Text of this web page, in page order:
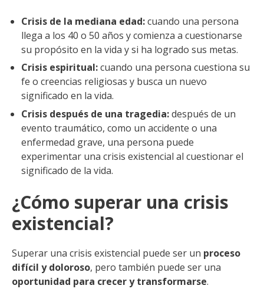
Crisis de la mediana edad:cuando una persona
llega a los 40 o 50 años y comienza a cuestionarse
su propósito en la vida y si ha logrado sus metas.
Crisis espiritual:cuando una persona cuestiona su
fe o creencias religiosas y busca un nuevo
significado en la vida.
Crisis después de una tragedia:después de un
evento traumático, como un accidente o una
enfermedad grave, una persona puede
experimentar una crisis existencial al cuestionar el
significado de la vida.
¿Cómo superar una crisis
existencial?
Superar una crisis existencial puede ser un proceso
difícil y doloroso, pero también puede ser una
oportunidad para crecer y transformarse.